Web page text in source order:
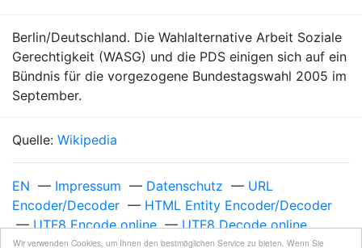
Wir verwenden Cookies, um Ihnen den bestmöglichen Service zu bieten. Wenn Sie
Berlin/Deutschland. Die Wahlalternative Arbeit Soziale
Gerechtigkeit (WASG) und die PDS einigen sich auf ein
Bündnis für die vorgezogene Bundestagswahl 2005 im
September.
Quelle: Wikipedia
EN — Impressum — Datenschutz — URL
Encoder/Decoder — HTML Entity Encoder/Decoder
—UTF8 Encode online—UTF8 Decode online
Unixzeit 1118354400—Freitag, 10. Juni 2005 um